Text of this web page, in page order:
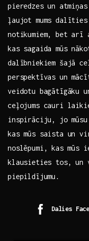
pieredzes un
ļaujot mums
notikumiem, ‌bet ⁤arī
kas ​sagaida mūs‌
dalībniekiem šajā
perspektīvas ⁢un
veidotu bagātīgāku⁤
ceļojums cauri
inspirāciju, jo
kas mūs ‍saista un
noslēpumi,⁤ kas
klausieties‍ tos, un
piepildījumu.
Dalies